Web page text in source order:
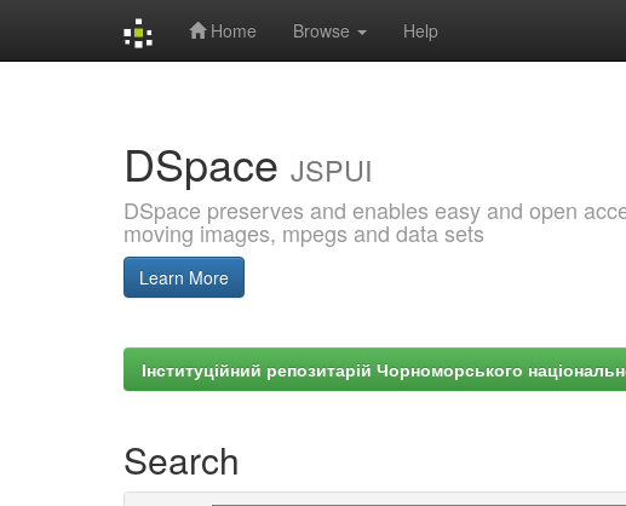
Home Browse Help
DSpace JSPUI
DSpace preserves and enables easy and open
moving images, mpegs and data sets
Learn More
Інституційний репозитарій Чорноморського
Search